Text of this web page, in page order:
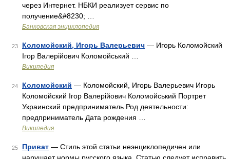
через Интернет. НБКИ реализует сервис по
получение&#8230; …
Банковская энциклопедия
23 Коломойский, Игорь Валерьевич — Игорь Коломойский
Ігор Валерійович Коломойський …
Википедия
24 Коломойский — Коломойский, Игорь Валерьевич Игорь
Коломойский Ігор Валерійович Коломойський Портрет
Украинский предприниматель Род деятельности:
предприниматель Дата рождения …
Википедия
25 Приват — Стиль этой статьи неэнциклопедичен или